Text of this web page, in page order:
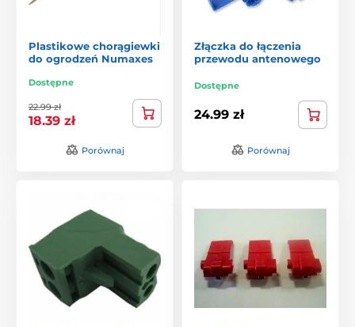
Plastikowe chorągiewki
do ogrodzeń Numaxes
Dostępne
22.99 zł
18.39 zł
Porównaj
Złączka do łączenia
przewodu antenowego
Dostępne
24.99 zł
Porównaj